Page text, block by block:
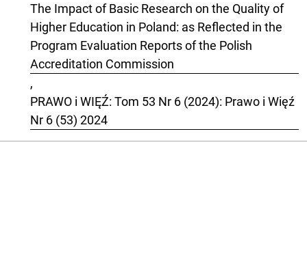
The Impact of Basic Research on the Quality of
Higher Education in Poland: as Reflected in the
Program Evaluation Reports of the Polish
Accreditation Commission
,
PRAWO i WIĘŹ: Tom 53 Nr 6 (2024): Prawo i Więź
Nr 6 (53) 2024